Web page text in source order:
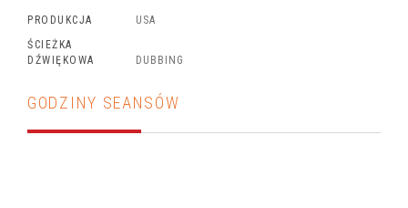
PRODUKCJA
USA
ŚCIEŻKA
DŹWIĘKOWA
DUBBING
GODZINY SEANSÓW